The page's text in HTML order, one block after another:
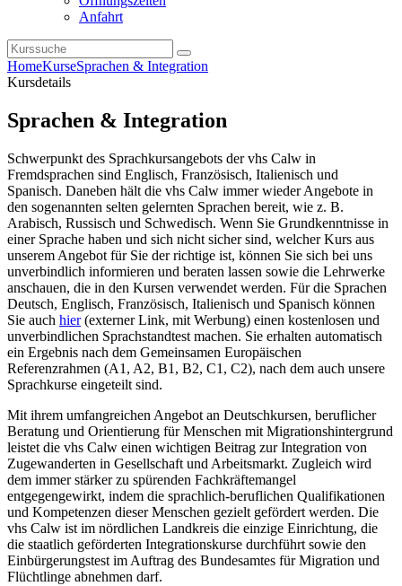
Anfahrt
HomeKurseSprachen & Integration
Kursdetails
Sprachen & Integration
Schwerpunkt des Sprachkursangebots der vhs Calw in
Fremdsprachen sind Englisch, Französisch, Italienisch und
Spanisch. Daneben hält die vhs Calw immer wieder Angebote in
den sogenannten selten gelernten Sprachen bereit, wie z. B.
Arabisch, Russisch und Schwedisch. Wenn Sie Grundkenntnisse in
einer Sprache haben und sich nicht sicher sind, welcher Kurs aus
unserem Angebot für Sie der richtige ist, können Sie sich bei uns
unverbindlich infor­mieren und beraten lassen sowie die Lehrwerke
anschauen, die in den Kursen verwendet werden. Für die Sprachen
Deutsch, Englisch, Französisch, Italienisch und Spanisch können
Sie auch hier(externer Link, mit Werbung) einen kostenlosen und
unverbindlichen Sprachstandtest machen. Sie erhalten automatisch
ein Ergebnis nach dem Gemeinsamen Europäischen
Referenzrahmen (A1, A2, B1, B2, C1, C2), nach dem auch unsere
Sprachkurse eingeteilt sind.
Mit ihrem umfangreichen Angebot an Deutschkursen, beruflicher
Beratung und Orientierung für Menschen mit Migrationshintergrund
leistet die vhs Calw einen wichtigen Beitrag zur Integration von
Zugewanderten in Gesellschaft und Arbeitsmarkt. Zugleich wird
dem immer stärker zu spürenden Fachkräftemangel
entgegengewirkt, indem die sprachlich-beruflichen Qualifikationen
und Kompetenzen dieser Menschen gezielt gefördert werden. Die
vhs Calw ist im nördlichen Landkreis die einzige Einrichtung, die
die staatlich geförderten Integrationskurse durchführt sowie den
Einbürgerungstest im Auftrag des Bundesamtes für Migration und
Flüchtlinge abnehmen darf.